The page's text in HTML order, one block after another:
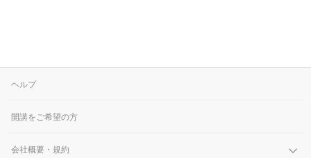
ヘルプ
開講をご希望の方
会社概要・規約